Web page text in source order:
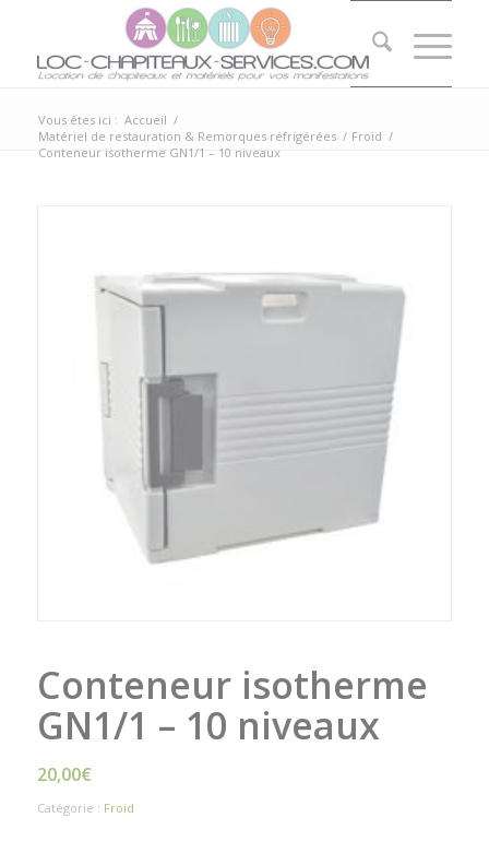
Vous êtes ici : Accueil /
Matériel de restauration & Remorques réfrigérées / Froid /
Conteneur isotherme GN1/1 – 10 niveaux
Conteneur isotherme
GN1/1 – 10 niveaux
20,00€
Catégorie : Froid